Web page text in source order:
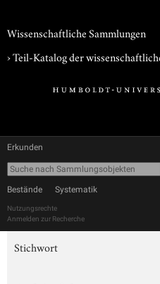
Wissenschaftliche Sammlungen
› Teil-Katalog der
Erkunden
Bestände Systematik
Nutzungsrechte
Anmelden zur Recherche
Stichwort